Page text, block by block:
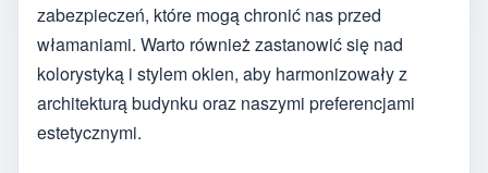
zabezpieczeń, które mogą chronić nas przed
włamaniami. Warto również zastanowić się nad
kolorystyką i stylem okien, aby harmonizowały z
architekturą budynku oraz naszymi preferencjami
estetycznymi.